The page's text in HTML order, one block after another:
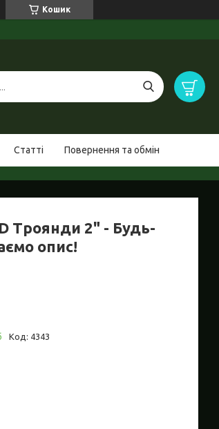
Кошик
Статті Повернення та обмін
Троянди 2" - Будь-
опис!
Код: 4343